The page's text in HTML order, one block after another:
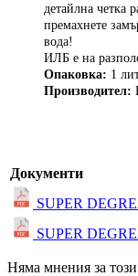
детайлна четка
премахнете
вода!
ИЛБ е на
Опаковка: 1
Производител:
Документи
SUPER
SUPER
Няма мнения за